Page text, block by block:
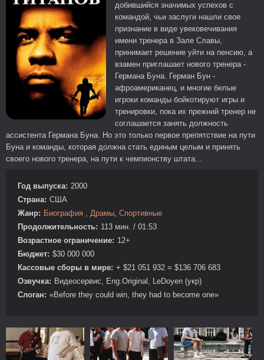
добившийся значимых успехов с
командой, чьи заслуги нашли свое
признание в виде увековечивания
имени тренера в Зале Славы,
принимает решение уйти на пенсию, а
взамен приглашает нового тренера -
Германа Буна. Герман Бун -
афроамериканец, и многие белые
игроки команды бойкотируют игры и
тренировки, пока их прежний тренер не
соглашается занять должность
ассистента Германа Буна. Но это только первое препятствие на пути
Буна и команды, которая должна стать единым целым и принять
своего нового тренера, на пути к чемпионству штата...
Год выпуска: 2000
Страна: США
Жанр: Биография , Драмы, Спортивные
Продолжительность: 113 мин. / 01:53
Возрастное ограничение: 12+
Бюджет: $30 000 000
Кассовые сборы в мире: + $21 051 932 = $136 706 683
Озвучка: Видеосервис, Eng.Original, LeDoyen (укр)
Слоган: «Before they could win, they had to become one»